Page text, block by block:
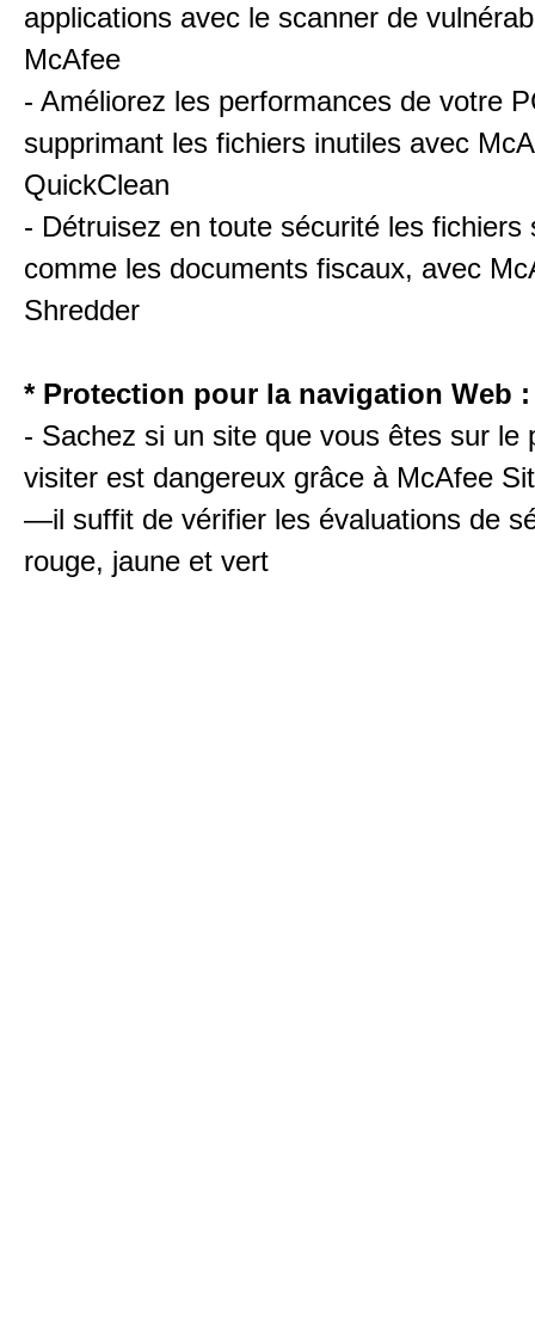
applications avec le scanner de
McAfee
- Améliorez les performances de votre
supprimant les fichiers inutiles avec
QuickClean
- Détruisez en toute sécurité les fichiers
comme les documents fiscaux, avec
Shredder
* Protection pour la navigation Web :
- Sachez si un site que vous êtes sur le
visiter est dangereux grâce à McAfee
—il suffit de vérifier les évaluations de
rouge, jaune et vert